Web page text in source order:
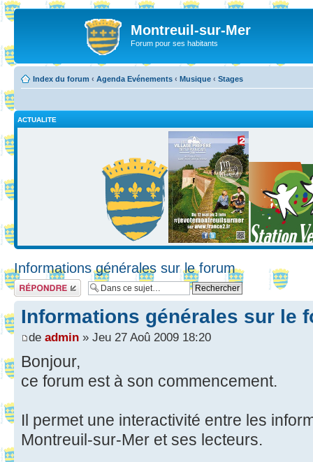
Montreuil-sur-Mer
Forum pour ses habitants
Index du forum ‹ Agenda Evénements ‹ Musique ‹ Stages
ACTUALITE
Informations générales sur le forum
Répondre
Informations générales sur le
de admin » Jeu 27 Aoû 2009 18:20
Bonjour,
ce forum est à son commencement.
Il permet une interactivité entre les
Montreuil-sur-Mer et ses lecteurs.